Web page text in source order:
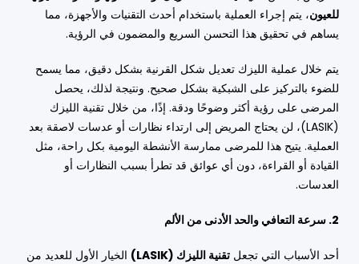
للعيون، يتم إجراء العملية باستخدام أحدث التقنيات والأجهزة، مما
يساهم في تحقيق هذا التحسن السريع والمضمون في الرؤية.
يتم خلال عملية الليزك تعديل شكل القرنية بشكل دقيق، مما يسمح
للضوء بالتركيز على الشبكية بشكل صحيح. ونتيجة لذلك، يحصل
المرضى على رؤية أكثر وضوحًا ودقة. إذًا، من خلال تقنية الليزك
(LASIK)، لن يحتاج المريض إلى ارتداء نظارات أو عدسات لاصقة بعد
العملية. يتيح هذا للمرضى ممارسة الأنشطة اليومية بكل راحة، مثل
القيادة أو القراءة، دون أي عوائق قد تطرأ بسبب النظارات أو
العدسات.
2. سرعة التعافي والحد الأدنى من الألم
أحد الأسباب التي تجعل تقنية الليزك (LASIK)
الخيار الأول للعديد من